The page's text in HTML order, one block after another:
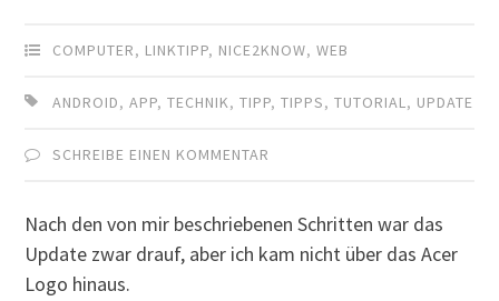
COMPUTER, LINKTIPP, NICE2KNOW,WEB
ANDROID,APP,TECHNIK,TIPP,TIPPS,TUTORIAL, UPDATE
SCHREIBE EINEN KOMMENTAR
Nach den von mir beschriebenen Schritten war das
Update zwar drauf, aber ich kam nicht über das Acer
Logo hinaus.